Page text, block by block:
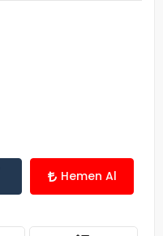
Hemen Al